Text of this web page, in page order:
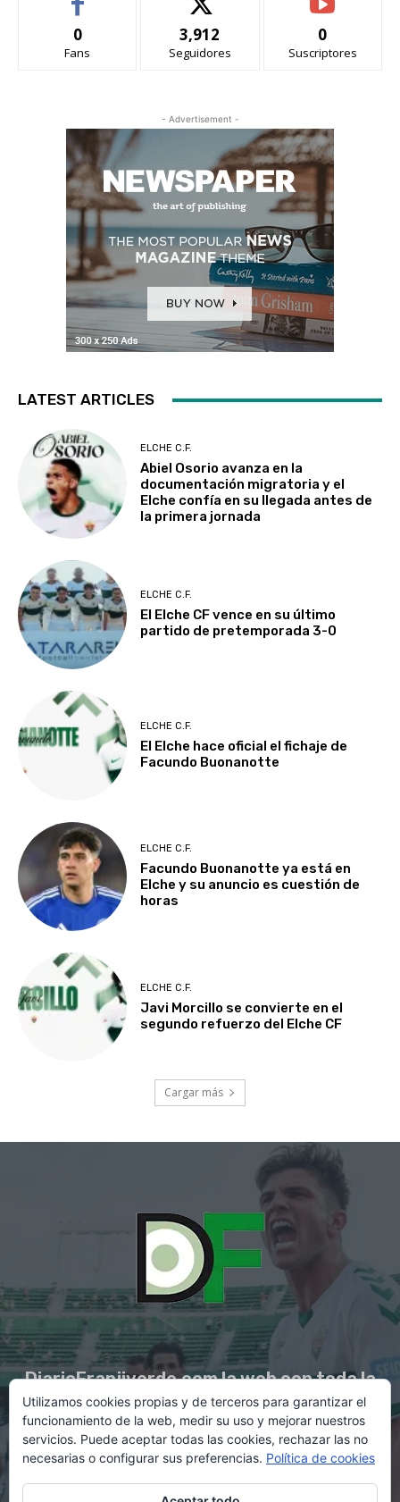
0
Fans
3,912
Seguidores
0
Suscriptores
- Advertisement -
LATEST ARTICLES
ELCHE C.F.
Abiel Osorio avanza en la
documentación migratoria y el
Elche confía en su llegada antes de
la primera jornada
ELCHE C.F.
El Elche CF vence en su último
partido de pretemporada 3-0
ELCHE C.F.
El Elche hace oficial el fichaje de
Facundo Buonanotte
ELCHE C.F.
Facundo Buonanotte ya está en
Elche y su anuncio es cuestión de
horas
ELCHE C.F.
Javi Morcillo se convierte en el
segundo refuerzo del Elche CF
Cargar más
DiarioFranjiverde.com la web con toda la
información del Elche C.F.
Contacto en:diario@franjiverde.com
Utilizamos cookies propias y de terceros para garantizar el
funcionamiento de la web, medir su uso y mejorar nuestros
servicios. Puede aceptar todas las cookies, rechazar las no
necesarias o configurar sus preferencias. Política de cookies